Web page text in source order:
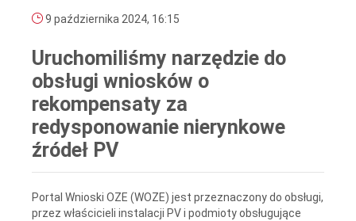
9 października 2024, 16:15
Uruchomiliśmy narzędzie do
obsługi wniosków o
rekompensaty za
redysponowanie nierynkowe
źródeł PV
Portal Wnioski OZE (WOZE) jest przeznaczony do obsługi,
przez właścicieli instalacji PV i podmioty obsługujące